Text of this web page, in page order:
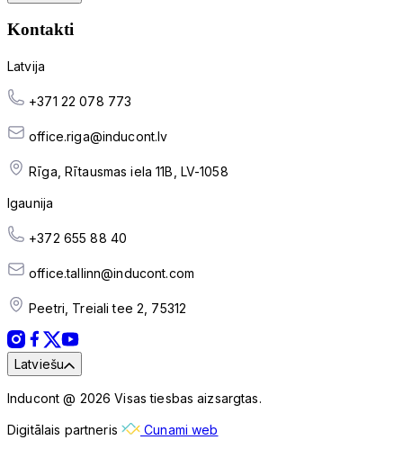
Kontakti
Latvija
+371 22 078 773
office.riga@inducont.lv
Rīga, Rītausmas iela 11B, LV-1058
Igaunija
+372 655 88 40
office.tallinn@inducont.com
Peetri, Treiali tee 2, 75312
Latviešu
Inducont @ 2026 Visas tiesbas aizsargtas.
Digitālais partneris Cunami web